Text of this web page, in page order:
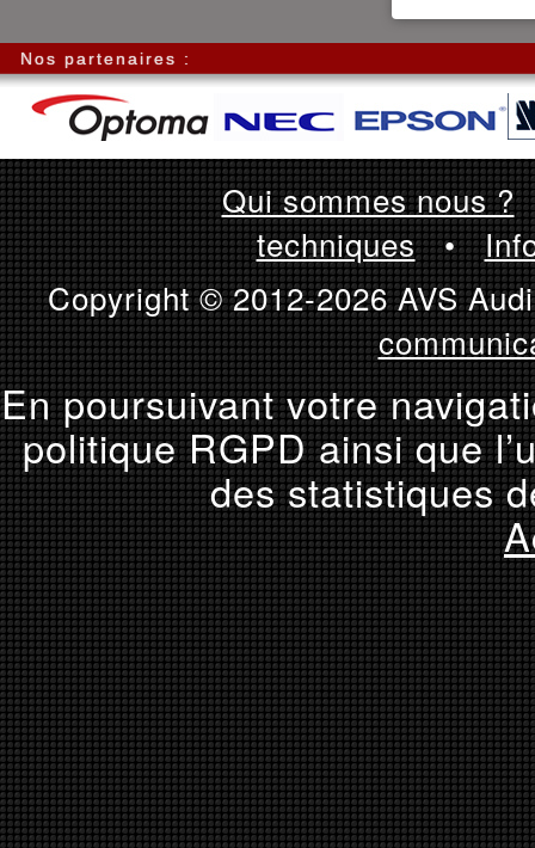
Nos partenaires :
Qui sommes nous ?
techniques•
Copyright © 2012-2026 AVS
En poursuivant votre
politique RGPD ainsi que
des statistiques